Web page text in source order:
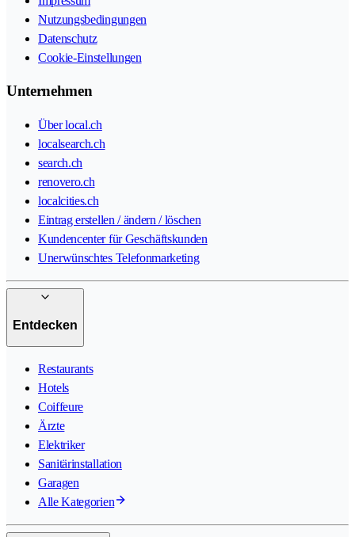
Nutzungsbedingungen
Datenschutz
Cookie-Einstellungen
Unternehmen
Über local.ch
localsearch.ch
search.ch
renovero.ch
localcities.ch
Eintrag erstellen / ändern / löschen
Kundencenter für Geschäftskunden
Unerwünschtes Telefonmarketing
Entdecken
Restaurants
Hotels
Coiffeure
Ärzte
Elektriker
Sanitärinstallation
Garagen
Alle Kategorien